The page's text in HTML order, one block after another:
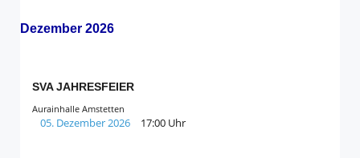
Dezember 2026
SVA JAHRESFEIER
Aurainhalle Amstetten
05. Dezember 2026 17:00 Uhr